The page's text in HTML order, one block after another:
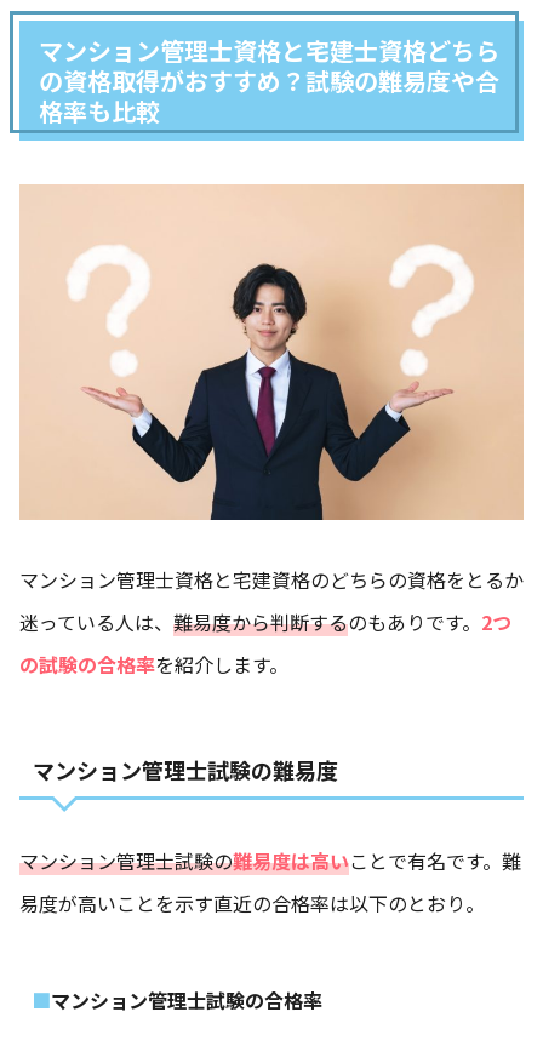
マンション管理士資格と宅建士資格どちら
の資格取得がおすすめ？試験の難易度や合
格率も比較
マンション管理士資格と宅建資格のどちらの資格をとるか
迷っている人は、 難易度から判断するのもありです。 2つ
の試験の合格率を紹介します。
マンション管理士試験の難易度
マンション管理士試験の難易度は高いことで有名です。難
易度が高いことを示す直近の合格率は以下のとおり。
マンション管理士試験の合格率